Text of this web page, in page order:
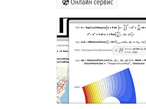
Онлайн сервис